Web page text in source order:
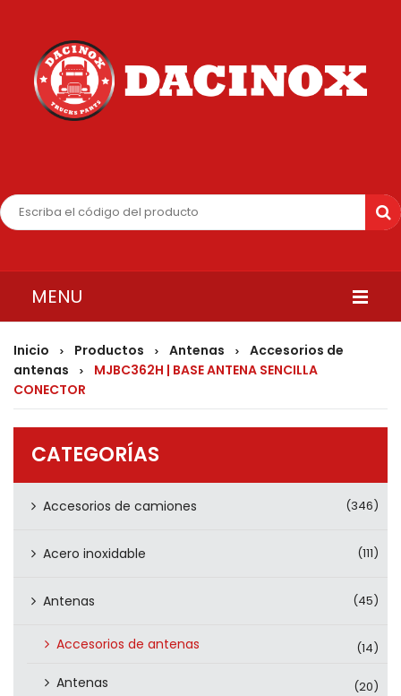
MENU
INICIO
QUIENES SOMOS
PRODUCTOS
CONTÁCTENOS
Inicio > Productos > Antenas >
Accesorios de
antenas
>
MJBC362H | BASE ANTENA SENCILLA
CONECTOR
CATEGORÍAS
Accesorios de camiones (346)
Acero inoxidable (111)
Antenas (45)
Accesorios de antenas (14)
Antenas (20)